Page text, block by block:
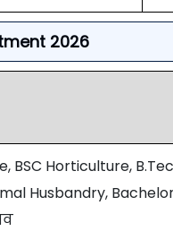
2026
Horticulture,
Husbandry,